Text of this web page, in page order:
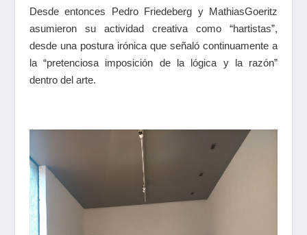
Desde entonces Pedro Friedeberg y MathiasGoeritz
asumieron su actividad creativa como “hartistas”,
desde una postura irónica que señaló continuamente a
la “pretenciosa imposición de la lógica y la razón”
dentro del arte.